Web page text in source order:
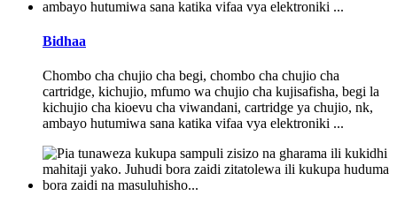
Bidhaa
Chombo cha chujio cha begi, chombo cha chujio cha
cartridge, kichujio, mfumo wa chujio cha kujisafisha, begi la
kichujio cha kioevu cha viwandani, cartridge ya chujio, nk,
ambayo hutumiwa sana katika vifaa vya elektroniki ...